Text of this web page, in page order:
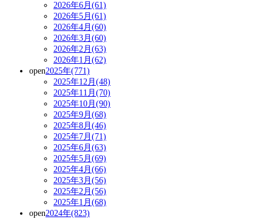
2026年6月(61)
2026年5月(61)
2026年4月(60)
2026年3月(60)
2026年2月(63)
2026年1月(62)
open2025年(771)
2025年12月(48)
2025年11月(70)
2025年10月(90)
2025年9月(68)
2025年8月(46)
2025年7月(71)
2025年6月(63)
2025年5月(69)
2025年4月(66)
2025年3月(56)
2025年2月(56)
2025年1月(68)
open2024年(823)